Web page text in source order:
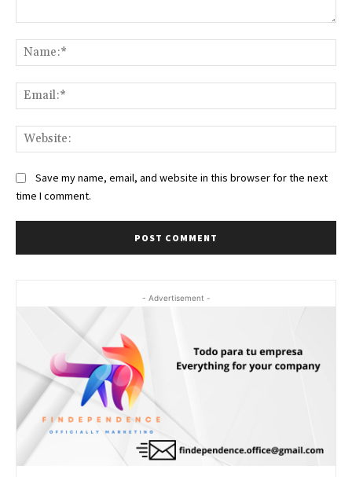
Save my name, email, and website in this browser for the next
time I comment.
- Advertisement -